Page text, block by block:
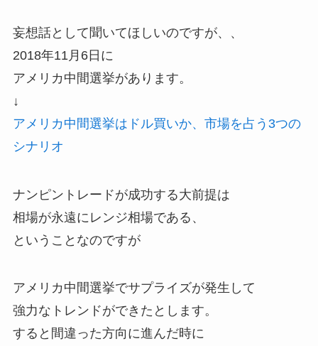
妄想話として聞いてほしいのですが、、
2018年11月6日に
アメリカ中間選挙があります。
↓
アメリカ中間選挙はドル買いか、市場を占う3つの
シナリオ
ナンピントレードが成功する大前提は
相場が永遠にレンジ相場である、
ということなのですが
アメリカ中間選挙でサプライズが発生して
強力なトレンドができたとします。
すると間違った方向に進んだ時に